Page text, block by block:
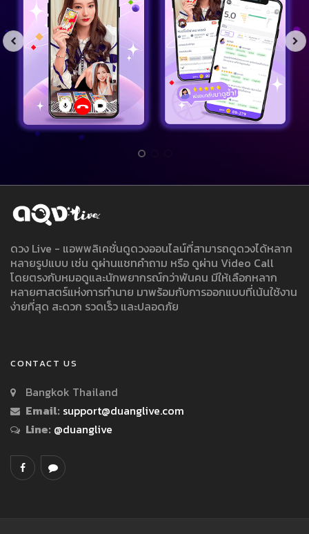
ดวง Live - แอพพลิเคชั่นดูดวงออนไลน์ที่สามารถดูดวงได้หลาก
หลายรูปแบบ เช่น ดูผ่านแชทคำถาม หรือ ดูผ่าน Video Call
โดยตรงกับหมอดูและนักพยากรณ์กว่าพันคน มีให้เลือกหลาก
หลายศาสตร์แห่งการทำนาย มาพร้อมกับการออกแบบที่เน้นใช้งาน
ง่ายที่สุด สะดวก รวดเร็ว และปลอดภัย
CONTACT US
Bangkok Thailand
Email: support@duanglive.com
Line: @duanglive